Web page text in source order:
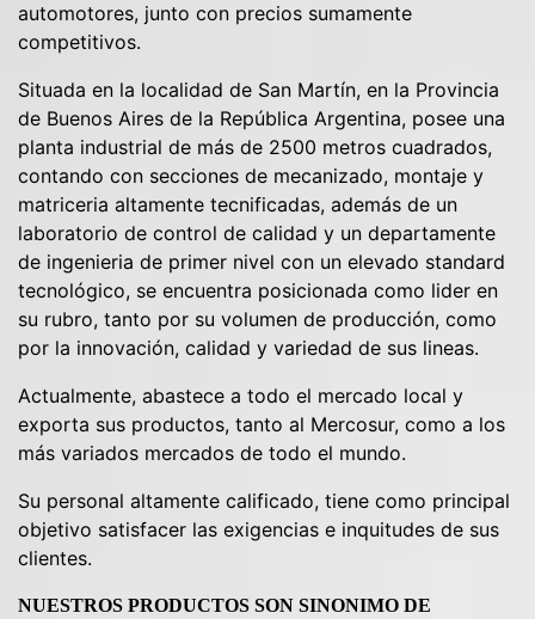
automotores, junto con precios sumamente
competitivos.
Situada en la localidad de San Martín, en la Provincia
de Buenos Aires de la República Argentina, posee una
planta industrial de más de 2500 metros cuadrados,
contando con secciones de mecanizado, montaje y
matriceria altamente tecnificadas, además de un
laboratorio de control de calidad y un departamente
de ingenieria de primer nivel con un elevado standard
tecnológico, se encuentra posicionada como lider en
su rubro, tanto por su volumen de producción, como
por la innovación, calidad y variedad de sus lineas.
Actualmente, abastece a todo el mercado local y
exporta sus productos, tanto al Mercosur, como a los
más variados mercados de todo el mundo.
Su personal altamente calificado, tiene como principal
objetivo satisfacer las exigencias e inquitudes de sus
clientes.
NUESTROS PRODUCTOS SON SINONIMO DE